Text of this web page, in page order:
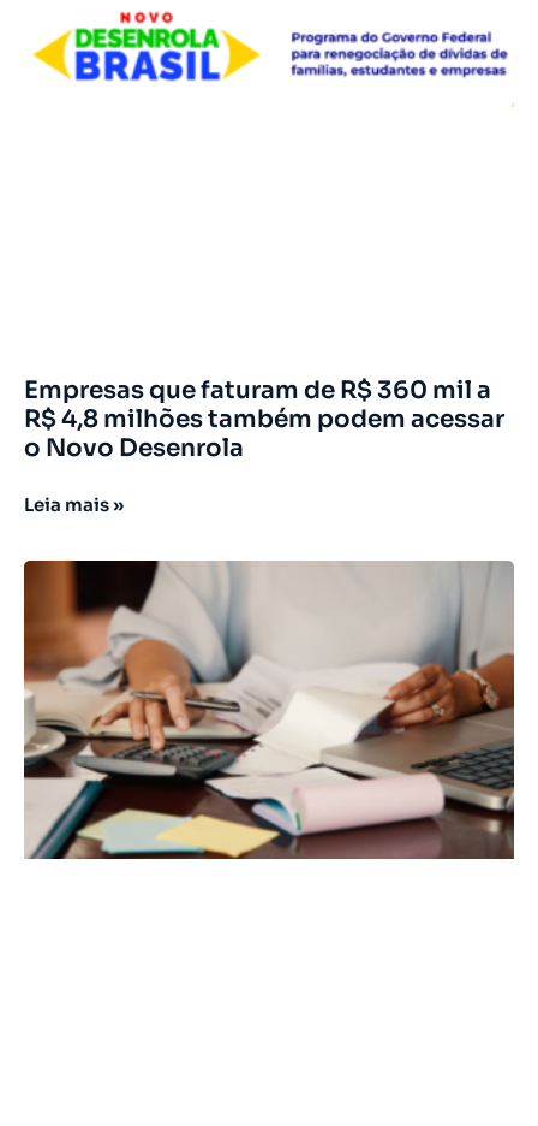
Empresas que faturam de R$ 360 mil a
R$ 4,8 milhões também podem acessar
o Novo Desenrola
Leia mais »